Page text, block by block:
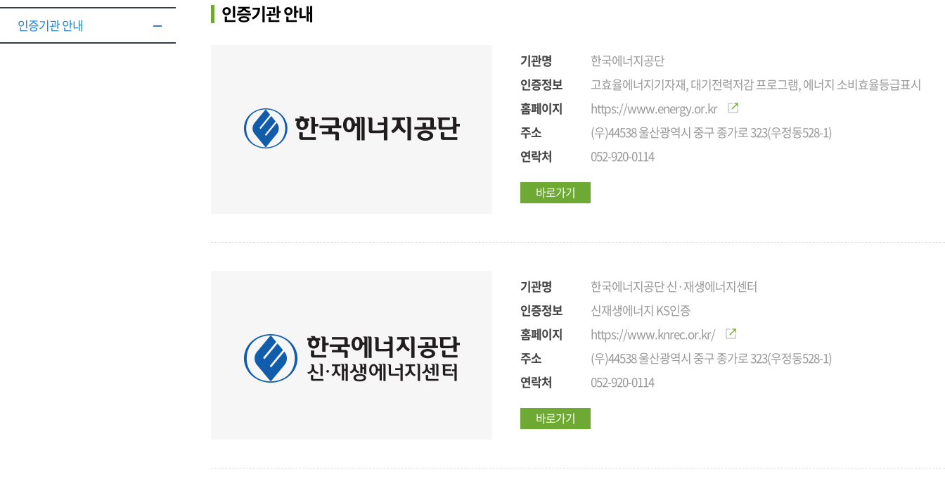
인증기관 안내 인증기관 안내
기관명
한국에너지공단
인증정보
고효율에너지기자재, 대기전력저감 프로그램, 에너지 소비효율등급표시
홈페이지
https://www.energy.or.kr
주소
(우)44538 울산광역시 중구 종가로 323(우정동528-1)
연락처
052-920-0114
바로가기
기관명
한국에너지공단 신·재생에너지센터
인증정보
신재생에너지 KS인증
홈페이지
https://www.knrec.or.kr/
주소
(우)44538 울산광역시 중구 종가로 323(우정동528-1)
연락처
052-920-0114
바로가기